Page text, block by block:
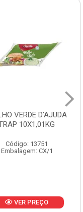
FRUTAS
VER